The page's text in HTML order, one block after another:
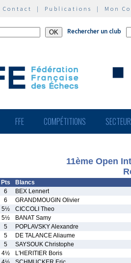
Contact | Publications | Mon
Rechercher un club
FFE COMPÉTITIONS
11ème Open
Pts
Blancs
6
BEX Lennert
6
GRANDMOUGIN Olivier
5½
CICCOLI Theo
5½
BANAT Samy
5
POPLAVSKY Alexandre
5
DE TALANCE Aliaume
5
SAYSOUK Christophe
4½
L'HERITIER Boris